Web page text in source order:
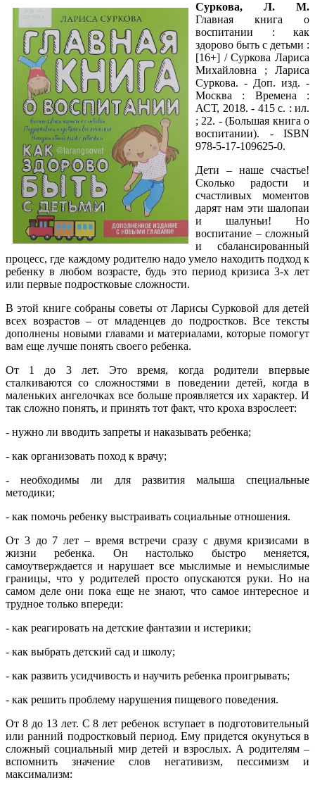
Суркова, Л. М.
Главная книга о
воспитании : как
здорово быть с детьми :
[16+] / Суркова Лариса
Михайловна ; Лариса
Суркова. - Доп. изд. -
Москва : Времена :
АСТ, 2018. - 415 с. : ил.
; 22. - (Большая книга о
воспитании). - ISBN
978-5-17-109625-0.
Дети – наше счастье!
Сколько радости и
счастливых моментов
дарят нам эти шалопаи
и шалуньи! Но
воспитание – сложный
и сбалансированный
процесс, где каждому родителю надо умело находить подход к
ребенку в любом возрасте, будь это период кризиса 3-х лет
или первые подростковые сложности.
В этой книге собраны советы от Ларисы Сурковой для детей
всех возрастов – от младенцев до подростков. Все тексты
дополнены новыми главами и материалами, которые помогут
вам еще лучше понять своего ребенка.
От 1 до 3 лет. Это время, когда родители впервые
сталкиваются со сложностями в поведении детей, когда в
маленьких ангелочках все больше проявляется их характер. И
так сложно понять, и принять тот факт, что кроха взрослеет:
- нужно ли вводить запреты и наказывать ребенка;
- как организовать поход к врачу;
- необходимы ли для развития малыша специальные
методики;
- как помочь ребенку выстраивать социальные отношения.
От 3 до 7 лет – время встречи сразу с двумя кризисами в
жизни ребенка. Он настолько быстро меняется,
самоутверждается и нарушает все мыслимые и немыслимые
границы, что у родителей просто опускаются руки. Но на
самом деле они пока еще не знают, что самое интересное и
трудное только впереди:
- как реагировать на детские фантазии и истерики;
- как выбрать детский сад и школу;
- как развить усидчивость и научить ребенка проигрывать;
- как решить проблему нарушения пищевого поведения.
От 8 до 13 лет. С 8 лет ребенок вступает в подготовительный
или ранний подростковый период. Ему придется окунуться в
сложный социальный мир детей и взрослых. А родителям –
вспомнить значение слов негативизм, пессимизм и
максимализм: